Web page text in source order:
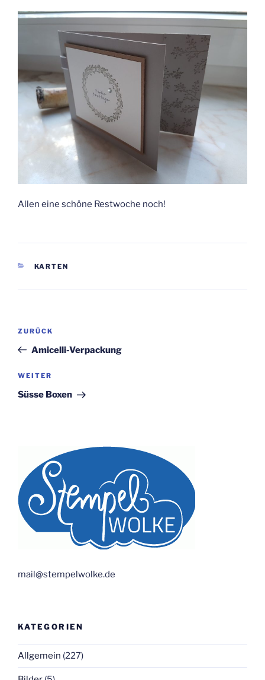
Allen eine schöne Restwoche noch!
KATEGORIEN
KARTEN
Beitragsnavigation
Vorheriger
Beitrag
ZURÜCK
Amicelli-Verpackung
Nächster
Beitrag
WEITER
Süsse Boxen
mail@stempelwolke.de
KATEGORIEN
Allgemein (227)